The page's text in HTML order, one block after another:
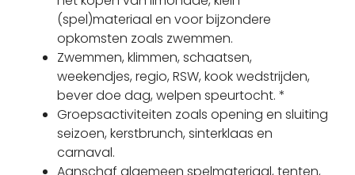
(spel)materiaal en voor bijzondere
opkomsten zoals zwemmen.
Zwemmen, klimmen, schaatsen,
weekendjes, regio, RSW, kook wedstrijden,
bever doe dag, welpen speurtocht. *
Groepsactiviteiten zoals opening en sluiting
seizoen, kerstbrunch, sinterklaas en
carnaval.